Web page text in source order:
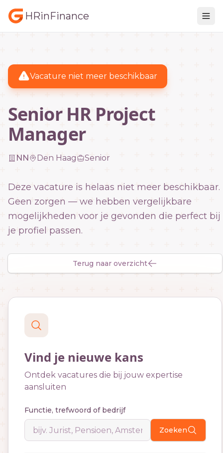
HRinFinance
Vacature niet meer beschikbaar
Senior HR Project
Manager
NN Den Haag Senior
Deze vacature is helaas niet meer beschikbaar.
Geen zorgen — we hebben vergelijkbare
mogelijkheden voor je gevonden die perfect bij
je profiel passen.
Terug naar overzicht
Vind je nieuwe kans
Ontdek vacatures die bij jouw expertise
aansluiten
Functie, trefwoord of bedrijf
Zoeken